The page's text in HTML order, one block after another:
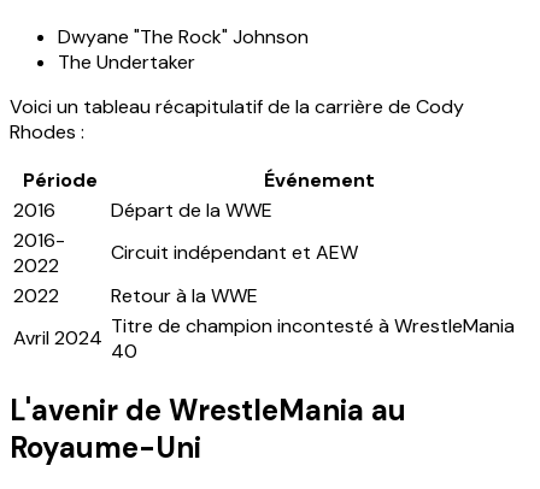
Dwyane "The Rock" Johnson
The Undertaker
Voici un tableau récapitulatif de la carrière de Cody
Rhodes :
Période
Événement
2016
Départ de la WWE
2016-
2022
Circuit indépendant et AEW
2022
Retour à la WWE
Avril 2024 Titre de champion incontesté à WrestleMania
40
L'avenir de WrestleMania au
Royaume-Uni